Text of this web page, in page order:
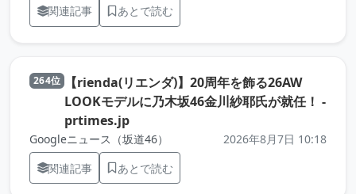
関連記事
あとで読む
264位
【rienda(リエンダ)】20周年を飾る26AW
LOOKモデルに乃木坂46金川紗耶氏が就任！ -
prtimes.jp（元記事を新しいタブで開きます）
Googleニュース（坂道46）
2026年8月7日 10:18
関連記事
あとで読む